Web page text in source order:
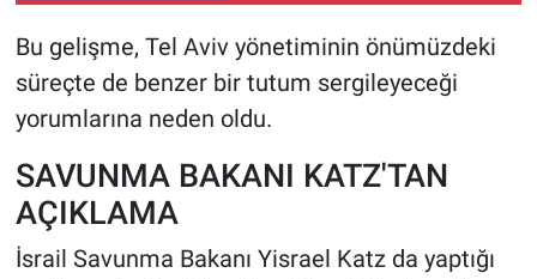
Bu gelişme, Tel Aviv yönetiminin önümüzdeki
süreçte de benzer bir tutum sergileyeceği
yorumlarına neden oldu.
SAVUNMA BAKANI KATZ'TAN
AÇIKLAMA
İsrail Savunma Bakanı Yisrael Katz da yaptığı